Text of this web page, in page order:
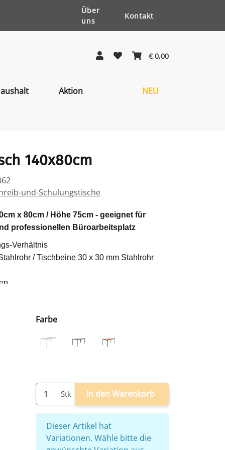
Über
uns
Kontakt
€ 0,00
Aktion NEU
140x80cm
und-Schulungstische
x 80cm / Höhe 75cm - geeignet für
professionellen Büroarbeitsplatz
Verhältnis
/ Tischbeine 30 x 30 mm Stahlrohr
,
Optiken melaminharzbeschichtet
ca. 10 Minuten)
(HxBxT)
Farbe
Stk In den Warenkorb
x
Dieser Artikel hat
Variationen. Wähle bitte die